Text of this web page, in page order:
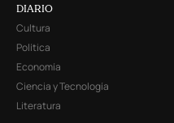
DIARIO
Cultura
Política
Economía
Ciencia y Tecnología
Literatura